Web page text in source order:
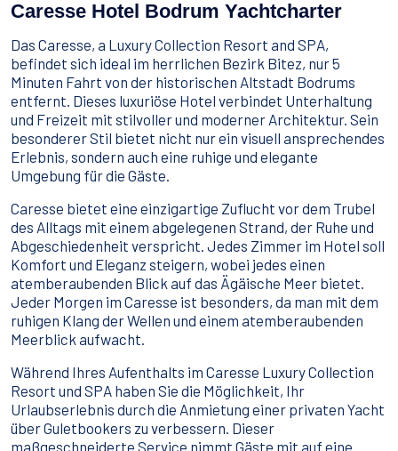
Essen & Trinken
Wie man bucht
Geschäftsbedingungen
Kontakt
Caresse Hotel Bodrum Yachtcharter
Das Caresse, a Luxury Collection Resort and SPA,
befindet sich ideal im herrlichen Bezirk Bitez, nur 5
Minuten Fahrt von der historischen Altstadt Bodrums
entfernt. Dieses luxuriöse Hotel verbindet Unterhaltung
und Freizeit mit stilvoller und moderner Architektur. Sein
besonderer Stil bietet nicht nur ein visuell ansprechendes
Erlebnis, sondern auch eine ruhige und elegante
Umgebung für die Gäste.
Caresse bietet eine einzigartige Zuflucht vor dem Trubel
des Alltags mit einem abgelegenen Strand, der Ruhe und
Abgeschiedenheit verspricht. Jedes Zimmer im Hotel soll
Komfort und Eleganz steigern, wobei jedes einen
atemberaubenden Blick auf das Ägäische Meer bietet.
Jeder Morgen im Caresse ist besonders, da man mit dem
ruhigen Klang der Wellen und einem atemberaubenden
Meerblick aufwacht.
Während Ihres Aufenthalts im Caresse Luxury Collection
Resort und SPA haben Sie die Möglichkeit, Ihr
Urlaubserlebnis durch die Anmietung einer privaten Yacht
über Guletbookers zu verbessern. Dieser
maßgeschneiderte Service nimmt Gäste mit auf eine